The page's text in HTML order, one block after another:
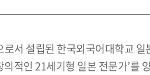
서 설립된 한국외국어대학교
적인 21세기형 일본 전문가’